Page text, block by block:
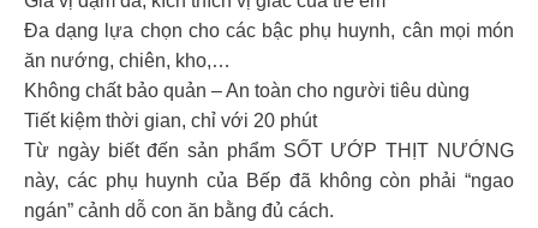
Đa dạng lựa chọn cho các bậc phụ huynh, cân mọi món
ăn nướng, chiên, kho,…
Không chất bảo quản – An toàn cho người tiêu dùng
Tiết kiệm thời gian, chỉ với 20 phút
Từ ngày biết đến sản phẩm SỐT ƯỚP THỊT NƯỚNG
này, các phụ huynh của Bếp đã không còn phải “ngao
ngán” cảnh dỗ con ăn bằng đủ cách.